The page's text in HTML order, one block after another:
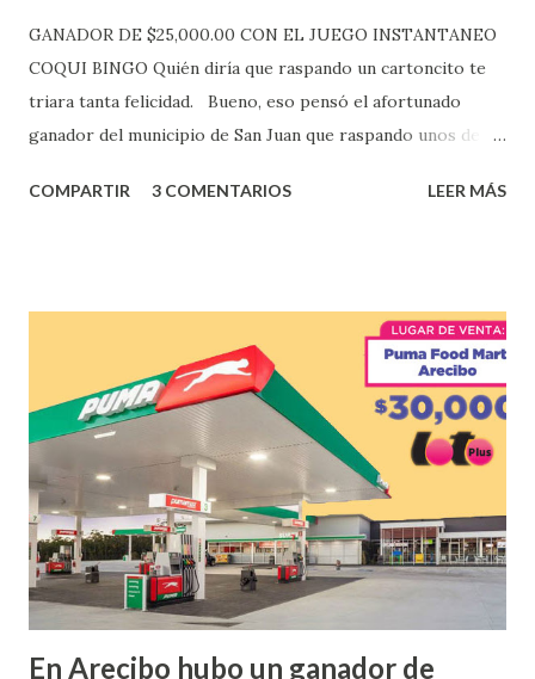
GANADOR DE $25,000.00 CON EL JUEGO INSTANTANEO
COQUI BINGO Quién diría que raspando un cartoncito te
triara tanta felicidad. Bueno, eso pensó el afortunado
ganador del municipio de San Juan que raspando unos de
obtuvo un premio de $25,000,00 dólares. Este es el anuncio
ganador fue vendido en la farmacia Yarimar de la
Urbanización Las Lomas en el Municipio de San Juan
¡Enhorabuena que lo disfrute!
...
COMPARTIR 3 COMENTARIOS LEER MÁS
En Arecibo hubo un ganador de